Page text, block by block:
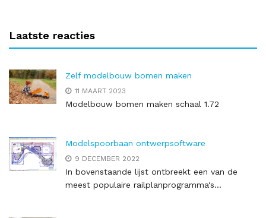
Laatste reacties
Zelf modelbouw bomen maken
11 MAART 2023
Modelbouw bomen maken schaal 1.72
Modelspoorbaan ontwerpsoftware
9 DECEMBER 2022
In bovenstaande lijst ontbreekt een van de
meest populaire railplanprogramma's...